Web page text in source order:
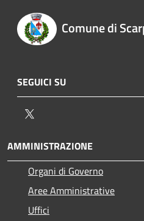
Comune di
SEGUICI SU
AMMINISTRAZIONE
Organi di Governo
Aree Amministrative
Uffici